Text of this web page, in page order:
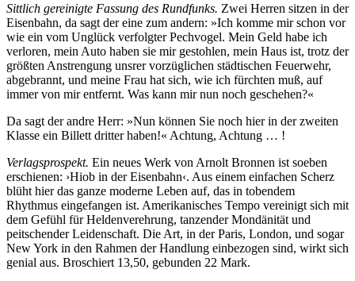
Sittlich gereinigte Fassung des Rundfunks. Zwei Herren sitzen in der
Eisenbahn, da sagt der eine zum andern: »Ich komme mir schon vor
wie ein vom Unglück verfolgter Pechvogel. Mein Geld habe ich
verloren, mein Auto haben sie mir gestohlen, mein Haus ist, trotz der
größten Anstrengung unsrer vorzüglichen städtischen Feuerwehr,
abgebrannt, und meine Frau hat sich, wie ich fürchten muß, auf
immer von mir entfernt. Was kann mir nun noch geschehen?«
Da sagt der andre Herr: »Nun können Sie noch hier in der zweiten
Klasse ein Billett dritter haben!« Achtung, Achtung … !
Verlagsprospekt. Ein neues Werk von Arnolt Bronnen ist soeben
erschienen: ›Hiob in der Eisenbahn‹. Aus einem einfachen Scherz
blüht hier das ganze moderne Leben auf, das in tobendem
Rhythmus eingefangen ist. Amerikanisches Tempo vereinigt sich mit
dem Gefühl für Heldenverehrung, tanzender Mondänität und
peitschender Leidenschaft. Die Art, in der Paris, London, und sogar
New York in den Rahmen der Handlung einbezogen sind, wirkt sich
genial aus. Broschiert 13,50, gebunden 22 Mark.